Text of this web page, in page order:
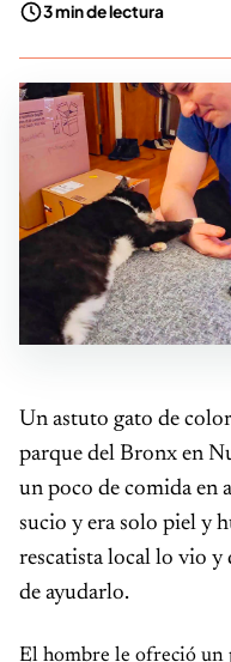
3 min de lectura
Un astuto gato de
parque del Bronx en
un poco de comida en
sucio y era solo piel y
rescatista local lo vio y
de ayudarlo.
El hombre le ofreció un